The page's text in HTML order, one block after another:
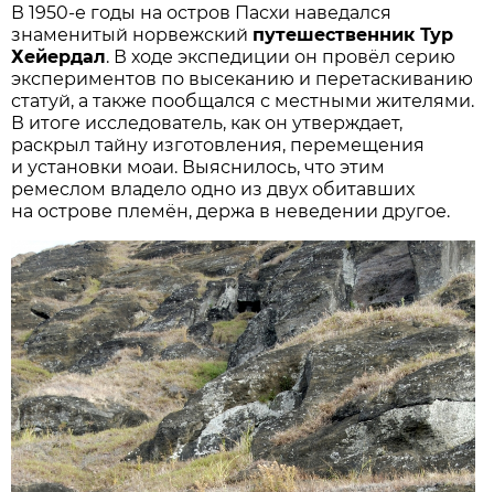
В 1950-е годы на остров Пасхи наведался
знаменитый норвежский путешественник Тур
Хейердал. В ходе экспедиции он провёл серию
экспериментов по высеканию и перетаскиванию
статуй, а также пообщался с местными жителями.
В итоге исследователь, как он утверждает,
раскрыл тайну изготовления, перемещения
и установки моаи. Выяснилось, что этим
ремеслом владело одно из двух обитавших
на острове племён, держа в неведении другое.